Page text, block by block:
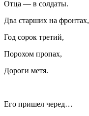
Отца — в солдаты.
Два старших на фронтах,
Год сорок третий,
Порохом пропах,
Дороги метя.
Его пришел черед…